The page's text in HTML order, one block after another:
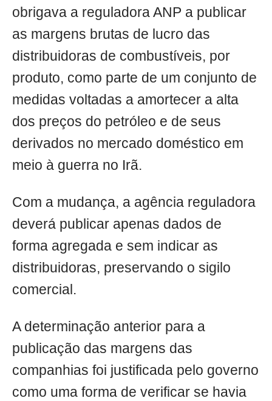
obrigava a reguladora ANP a publicar
as margens brutas de lucro das
distribuidoras de combustíveis, por
produto, como parte de um conjunto de
medidas voltadas a amortecer a alta
dos preços do petróleo e de seus
derivados no mercado doméstico em
meio à guerra no Irã.
Com a mudança, a agência reguladora
deverá publicar apenas dados de
forma agregada e sem indicar as
distribuidoras, preservando o sigilo
comercial.
A determinação anterior para a
publicação das margens das
companhias foi justificada pelo governo
como uma forma de verificar se havia